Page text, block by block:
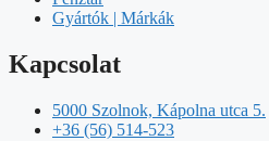
Gyártók | Márkák
Kapcsolat
5000 Szolnok, Kápolna utca 5.
+36 (56) 514-523